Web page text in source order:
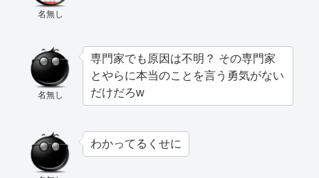
名無し
名無し
専門家でも原因は不明？ その専門家
とやらに本当のことを言う勇気がない
だけだろw
わかってるくせに